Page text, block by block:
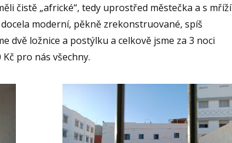
čistě „africké“, tedy uprostřed městečka a s mříží
moderní, pěkně zrekonstruované, spíš
dvě ložnice a postýlku a celkově jsme za 3 noci
pro nás všechny.